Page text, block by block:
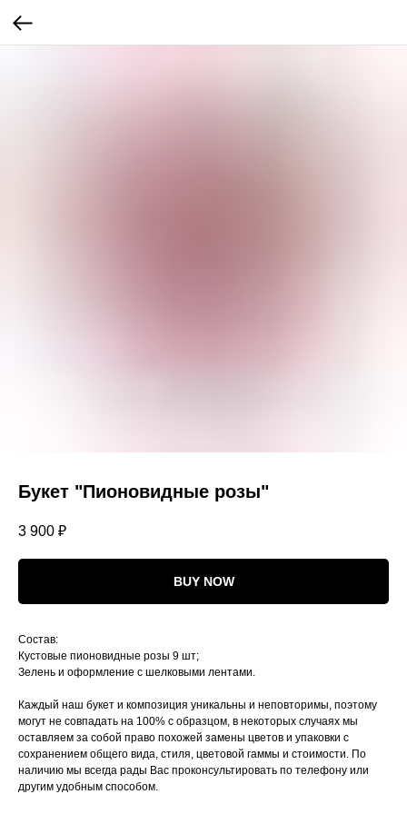
Букет "Пионовидные розы"
3 900 ₽
BUY NOW
Состав:
Кустовые пионовидные розы 9 шт;
Зелень и оформление с шелковыми лентами.
Каждый наш букет и композиция уникальны и неповторимы, поэтому
могут не совпадать на 100% с образцом, в некоторых случаях мы
оставляем за собой право похожей замены цветов и упаковки с
сохранением общего вида, стиля, цветовой гаммы и стоимости. По
наличию мы всегда рады Вас проконсультировать по телефону или
другим удобным способом.